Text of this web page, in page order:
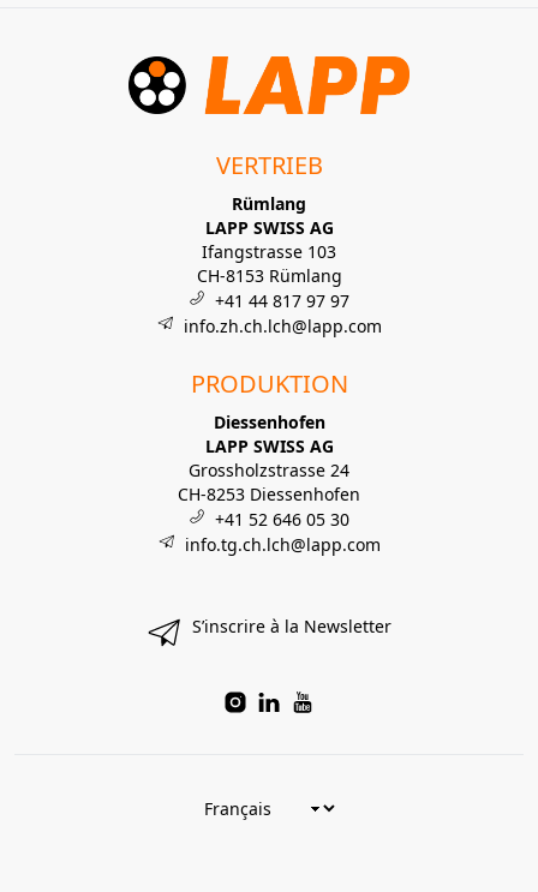
VERTRIEB
Rümlang
LAPP SWISS AG
Ifangstrasse 103
CH-8153 Rümlang
+41 44 817 97 97
info.zh.ch.lch@lapp.com
PRODUKTION
Diessenhofen
LAPP SWISS AG
Grossholzstrasse 24
CH-8253 Diessenhofen
+41 52 646 05 30
info.tg.ch.lch@lapp.com
S’inscrire à la Newsletter